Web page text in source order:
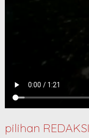
pilihan REDAKSI